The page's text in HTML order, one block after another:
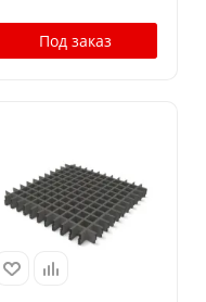
Под заказ